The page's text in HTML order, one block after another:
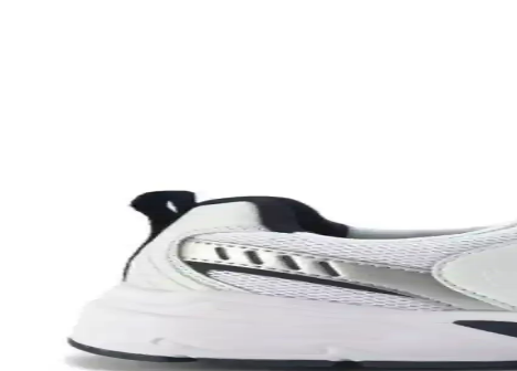
Nike Air Force 1, ikonik tasarımı ve teknolojik özellikleriyle spor ve
Nike Team Hustle: Çok Yönlü Spor ve Günlük
Nike Team Hustle ayakkabıları, dayanıklılık, şıklık ve konforu bir
Genel Markalar Taraklı Siyah Metal Taç ve NEW
İki popüler spor tacını detaylı karşılaştırıyoruz: dayanıklılık, tasarım ve